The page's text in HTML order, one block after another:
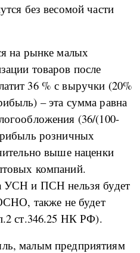
без весомой части
на рынке малых
товаров после
36 % с выручки (20%
– эта сумма равна
(36/(100-
розничных
выше наценки
компаний.
УСН и ПСН нельзя будет
также не будет
ст.346.25 НК РФ).
малым предприятиям